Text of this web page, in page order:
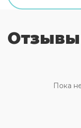
номеровс
удобствами, в
вам всегда
ванные
Отзывы
Пока